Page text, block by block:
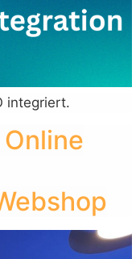
integriert.